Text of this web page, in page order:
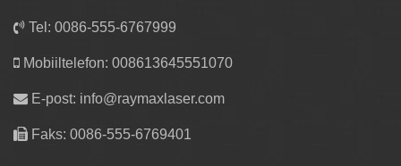
Tel: 0086-555-6767999
Mobiiltelefon: 008613645551070
E-post: info@raymaxlaser.com
Faks: 0086-555-6769401